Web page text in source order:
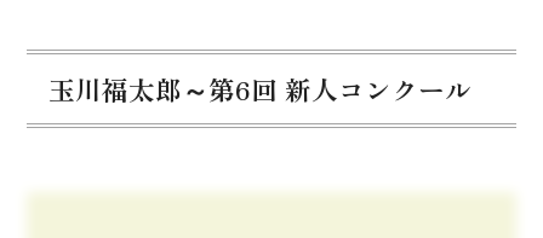
玉川福太郎～第6回 新人コンクール